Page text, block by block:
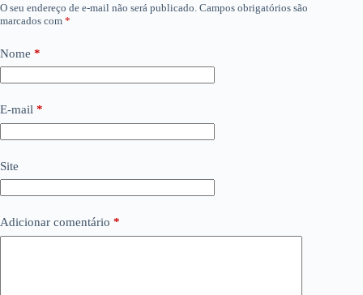
O seu endereço de e-mail não será publicado. Campos obrigatórios são
marcados com *
Nome *
E-mail *
Site
Adicionar comentário *